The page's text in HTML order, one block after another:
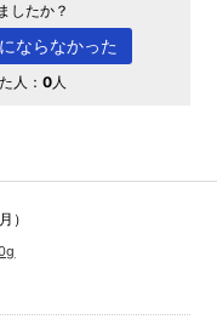
したか？
ならなかった
人： 0 人
）